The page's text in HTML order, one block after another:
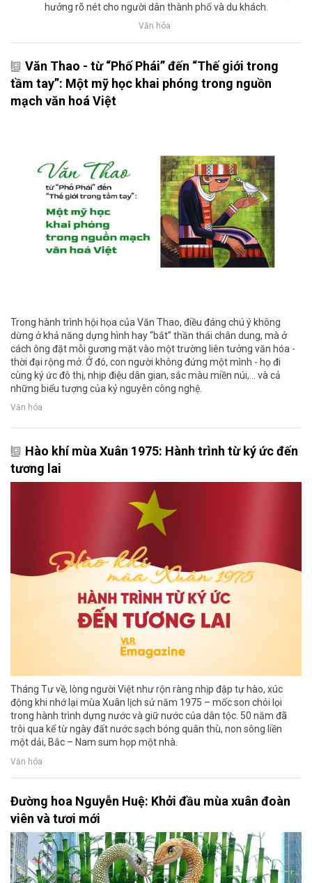
hưởng rõ nét cho người dân thành phố và du khách.
Văn hóa
Văn Thao - từ “Phố Phái” đến “Thế giới trong
tầm tay”: Một mỹ học khai phóng trong nguồn
mạch văn hoá Việt
Trong hành trình hội họa của Văn Thao, điều đáng chú ý không
dừng ở khả năng dựng hình hay “bắt” thần thái chân dung, mà ở
cách ông đặt mỗi gương mặt vào một trường liên tưởng văn hóa -
thời đại rộng mở. Ở đó, con người không đứng một mình - họ đi
cùng ký ức đô thị, nhịp điệu dân gian, sắc màu miền núi,… và cả
những biểu tượng của kỷ nguyên công nghệ.
Văn hóa
Hào khí mùa Xuân 1975: Hành trình từ ký ức đến
tương lai
Tháng Tư về, lòng người Việt như rộn ràng nhịp đập tự hào, xúc
động khi nhớ lại mùa Xuân lịch sử năm 1975 – mốc son chói lọi
trong hành trình dựng nước và giữ nước của dân tộc. 50 năm đã
trôi qua kể từ ngày đất nước sạch bóng quân thù, non sông liền
một dải, Bắc – Nam sum họp một nhà.
Văn hóa
Đường hoa Nguyễn Huệ: Khởi đầu mùa xuân đoàn
viên và tươi mới